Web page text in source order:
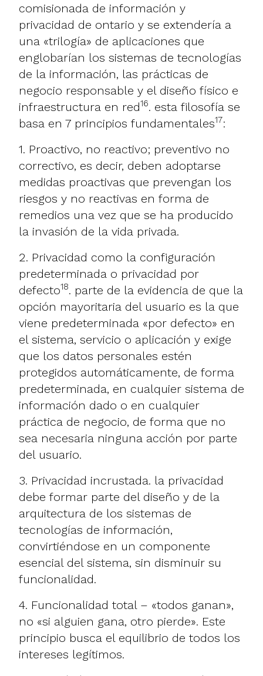
comisionada de información y
privacidad de ontario y se extendería a
una «trilogía» de aplicaciones que
englobarían los sistemas de tecnologías
de la información, las prácticas de
negocio responsable y el diseño físico e
infraestructura en red16. esta filosofía se
basa en 7 principios fundamentales17:
1. Proactivo, no reactivo; preventivo no
correctivo, es decir, deben adoptarse
medidas proactivas que prevengan los
riesgos y no reactivas en forma de
remedios una vez que se ha producido
la invasión de la vida privada.
2. Privacidad como la configuración
predeterminada o privacidad por
defecto18. parte de la evidencia de que la
opción mayoritaria del usuario es la que
viene predeterminada «por defecto» en
el sistema, servicio o aplicación y exige
que los datos personales estén
protegidos automáticamente, de forma
predeterminada, en cualquier sistema de
información dado o en cualquier
práctica de negocio, de forma que no
sea necesaria ninguna acción por parte
del usuario.
3. Privacidad incrustada. la privacidad
debe formar parte del diseño y de la
arquitectura de los sistemas de
tecnologías de información,
convirtiéndose en un componente
esencial del sistema, sin disminuir su
funcionalidad.
4. Funcionalidad total – «todos ganan»,
no «si alguien gana, otro pierde». Este
principio busca el equilibrio de todos los
intereses legítimos.